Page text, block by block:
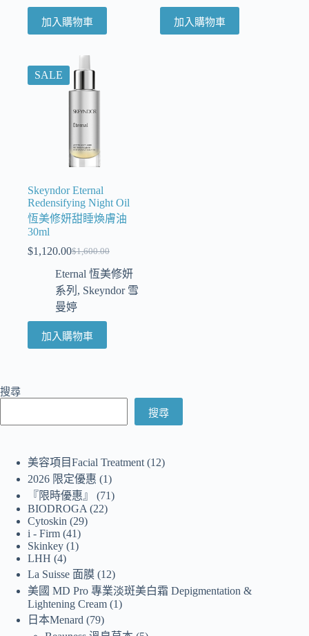
加入購物車 加入購物車
SALE
Skeyndor Eternal
Redensifying Night Oil
恆美修妍甜睡煥膚油
30ml
$1,600.00
$1,120.00
Eternal 恆美修妍
系列 , Skeyndor 雪
曼婷
加入購物車
搜尋
搜尋
美容項目Facial Treatment 12
2026 限定優惠
1
『限時優惠』
71
BIODROGA
22
Cytoskin
29
i - Firm 41
Skinkey 1
LHH 4
La Suisse 面膜 12
美國 MD Pro 專業淡斑美白霜 Depigmentation &
Lightening Cream 1
日本Menard
79